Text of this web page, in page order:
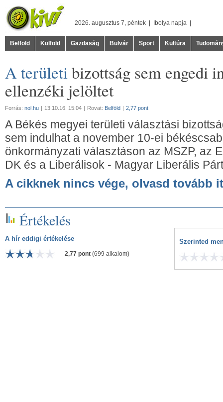
2026. augusztus 7, péntek | Ibolya napja |
Belföld Külföld Gazdaság Bulvár Sport Kultúra
A területibizottság sem engedi
ellenzéki jelöltet
Forrás: nol.hu | 13.10.16. 15:04 | Rovat: Belföld | 2,77 pont
A Békés megyei területi választási
sem indulhat a november 10-ei
önkormányzati választáson az MSZP, az
DK és a Liberálisok - Magyar Liberális
A cikknek nincs vége, olvasd tovább
Értékelés
A hír eddigi értékelése
2,77 pont (699 alkalom)
Szerinted